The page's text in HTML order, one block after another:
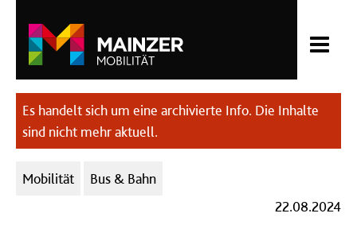
Es handelt sich um eine archivierte Info. Die Inhalte
sind nicht mehr aktuell.
Kategorien:
Mobilität
Bus & Bahn
22.08.2024